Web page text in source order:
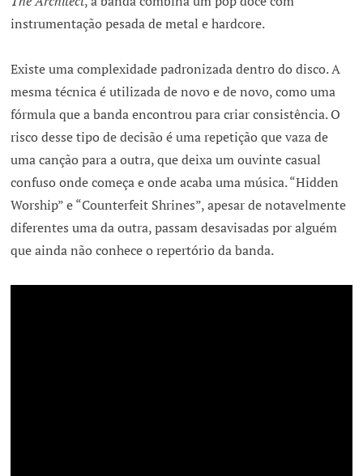
instrumentação pesada de metal e hardcore.
Existe uma complexidade padronizada dentro do disco. A
mesma técnica é utilizada de novo e de novo, como uma
fórmula que a banda encontrou para criar consistência. O
risco desse tipo de decisão é uma repetição que vaza de
uma canção para a outra, que deixa um ouvinte casual
confuso onde começa e onde acaba uma música. “Hidden
Worship” e “Counterfeit Shrines”, apesar de notavelmente
diferentes uma da outra, passam desavisadas por alguém
que ainda não conhece o repertório da banda.